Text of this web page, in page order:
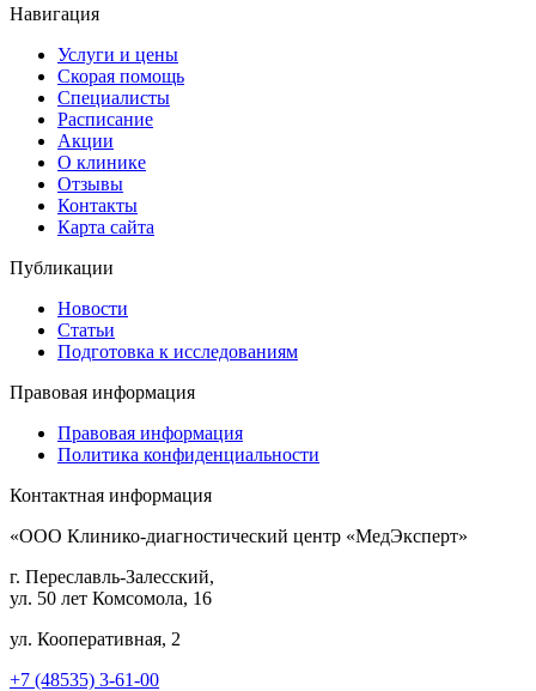
Навигация
Услуги и цены
Скорая помощь
Специалисты
Расписание
Акции
О клинике
Отзывы
Контакты
Карта сайта
Публикации
Новости
Статьи
Подготовка к исследованиям
Правовая информация
Правовая информация
Политика конфиденциальности
Контактная информация
«ООО Клинико-диагностический центр «МедЭксперт»
г. Переславль-Залесский,
ул. 50 лет Комсомола, 16
ул. Кооперативная, 2
+7 (48535) 3-61-00